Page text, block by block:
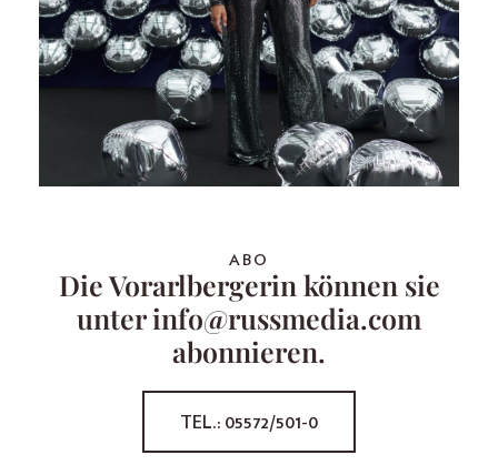
ABO
Die Vorarlbergerin können sie
unter info@russmedia.com
abonnieren.
TEL.: 05572/501-0